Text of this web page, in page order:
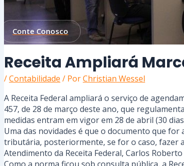
Conte Conosco
Receita Ampliará
/Contabilidade / PorChristian Wessel
A Receita Federal ampliará o serviço de
457, de 28 de março deste ano, que
medidas entram em vigor em 28 de abril (30
Uma das novidades é que o documento que
tributária, posteriormente, se for o caso, fazer
Atendimento da Receita Federal, Carlos Roberto